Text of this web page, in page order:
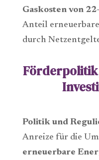
Gaskosten von
Anteil
durch
Politik und
Anreize für die
erneuerbare